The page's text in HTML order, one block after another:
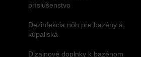
príslušenstvo
Dezinfekcia nôh pre bazény a
kúpaliská
Dizajnové doplnky k bazénom